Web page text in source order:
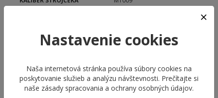
Nastavenie cookies
Naša internetová stránka používa súbory cookies na
poskytovanie služieb a analýzu návštevnosti. Prečítajte si
naše zásady spracovania a ochrany osobných údajov.